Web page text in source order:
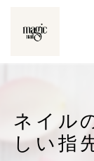
ネイル
しい指